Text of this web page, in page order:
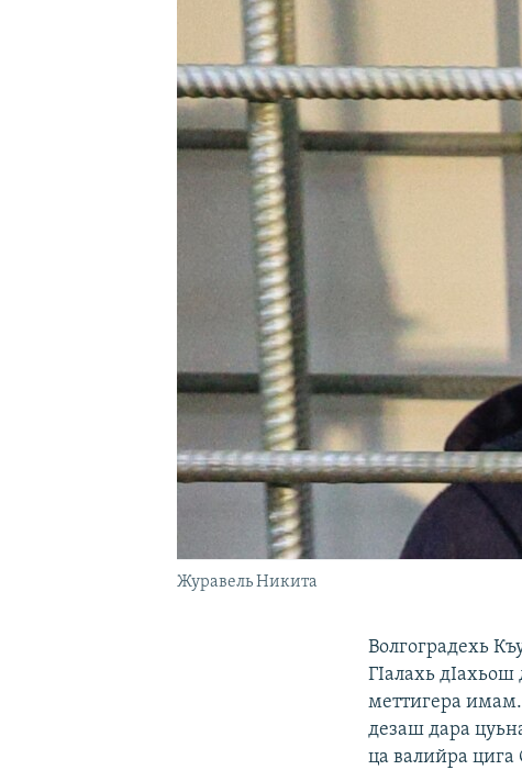
Журавель Никита
Волгоградехь
ГIалахь дIахьош
меттигера
дезаш дара
ца валийра